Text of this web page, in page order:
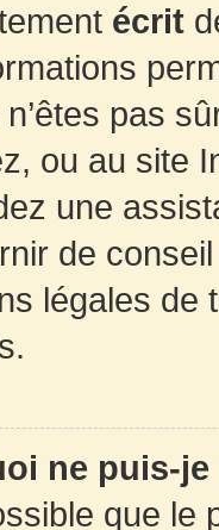
écrit
pas
ou au site
une
de
légales de
ne puis-je
que le